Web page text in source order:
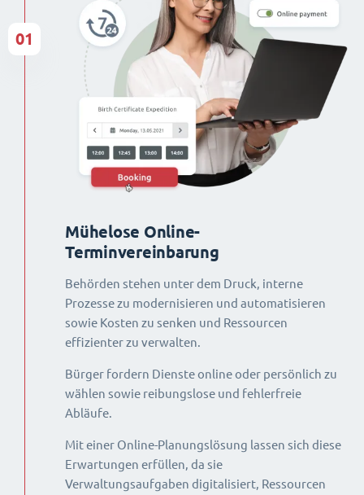
Mühelose Online-
Terminvereinbarung
Behörden stehen unter dem Druck, interne
Prozesse zu modernisieren und automatisieren
sowie Kosten zu senken und Ressourcen
effizienter zu verwalten.
Bürger fordern Dienste online oder persönlich zu
wählen sowie reibungslose und fehlerfreie
Abläufe.
Mit einer Online-Planungslösung lassen sich diese
Erwartungen erfüllen, da sie
Verwaltungsaufgaben digitalisiert, Ressourcen
01